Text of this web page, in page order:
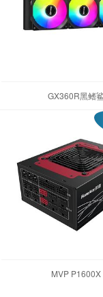
GX360R黑鳍鲨
MVP P1600X